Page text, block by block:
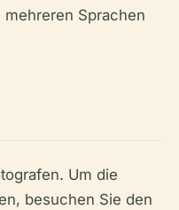
Sprachen
Um die
besuchen Sie den